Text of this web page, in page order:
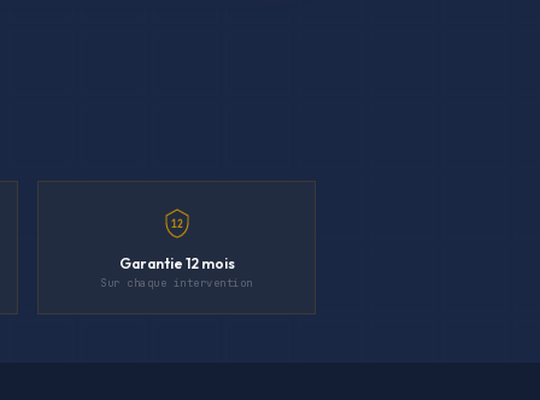
12
Garantie 12 mois
Sur chaque intervention